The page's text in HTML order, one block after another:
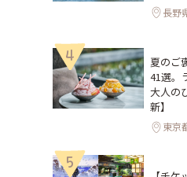
長野
4
夏のご
41選。
大人の
新】
東京
5